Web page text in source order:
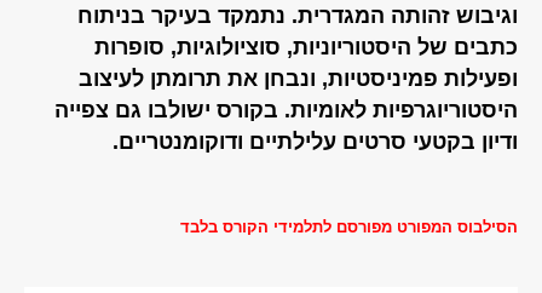
וגיבוש זהותה המגדרית. נתמקד בעיקר בניתוח
כתבים של היסטוריוניות, סוציולוגיות, סופרות
ופעילות פמיניסטיות, ונבחן את תרומתן לעיצוב
היסטוריוגרפיות לאומיות. בקורס ישולבו גם צפייה
ודיון בקטעי סרטים עלילתיים ודוקומנטריים.
הסילבוס המפורט מפורסם לתלמידי הקורס בלבד